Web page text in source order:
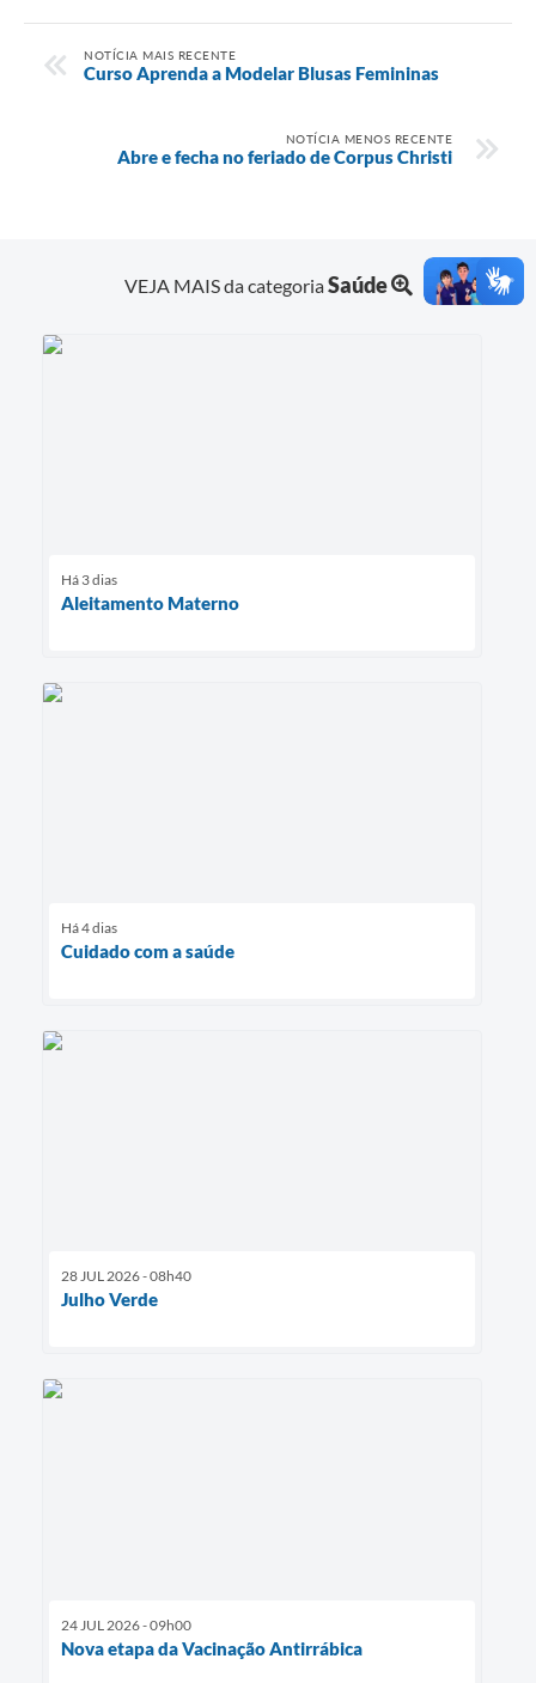
NOTÍCIA MAIS RECENTE
Curso Aprenda a Modelar Blusas Femininas
NOTÍCIA MENOS RECENTE
Abre e fecha no feriado de Corpus Christi
VEJA MAIS da categoriaSaúde
Há 3 dias
Aleitamento Materno
Há 4 dias
Cuidado com a saúde
28 JUL 2026 - 08h40
Julho Verde
24 JUL 2026 - 09h00
Nova etapa da Vacinação Antirrábica